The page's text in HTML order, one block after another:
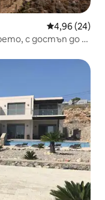
Средна
4,96 (24)
с достъп до 5-